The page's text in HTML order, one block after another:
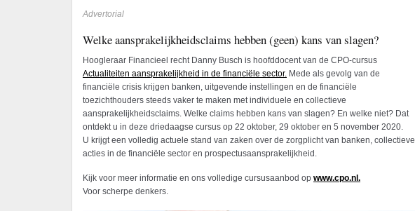
Advertorial
Welke aansprakelijkheidsclaims hebben (geen) kans van slagen?
Hoogleraar Financieel recht Danny Busch is hoofddocent van de CPO-cursus
Actualiteiten aansprakelijkheid in de financiële sector. Mede als gevolg van de
financiële crisis krijgen banken, uitgevende instellingen en de financiële
toezichthouders steeds vaker te maken met individuele en collectieve
aansprakelijkheidsclaims. Welke claims hebben kans van slagen? En welke niet? Dat
ontdekt u in deze driedaagse cursus op 22 oktober, 29 oktober en 5 november 2020.
U krijgt een volledig actuele stand van zaken over de zorgplicht van banken, collectieve
acties in de financiële sector en prospectusaansprakelijkheid.
Kijk voor meer informatie en ons volledige cursusaanbod op www.cpo.nl.
Voor scherpe denkers.